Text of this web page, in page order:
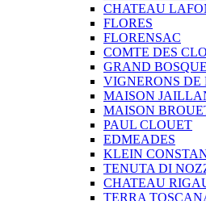
CHATEAU
FLORES
FLORENSAC
COMTE DES
GRAND
VIGNERONS DE
MAISON
MAISON
PAUL CLOUET
EDMEADES
KLEIN
TENUTA DI
CHATEAU
TERRA